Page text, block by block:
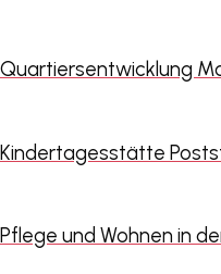
Quartiersentwicklung
Kindertagesstätte
Pflege und Wohnen in